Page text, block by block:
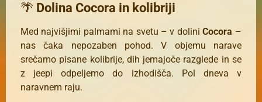
🌴 Dolina Cocora in kolibriji
Med najvišjimi palmami na svetu – v dolini Cocora –
nas čaka nepozaben pohod. V objemu narave
srečamo pisane kolibrije, dih jemajoče razglede in se
z jeepi odpeljemo do izhodišča. Pol dneva v
naravnem raju.